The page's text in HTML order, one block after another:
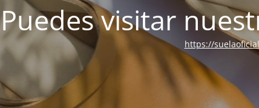
Puedes visitar
https://